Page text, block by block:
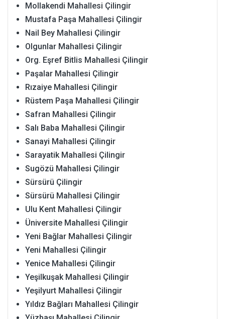
Mollakendi Mahallesi Çilingir
Mustafa Paşa Mahallesi Çilingir
Nail Bey Mahallesi Çilingir
Olgunlar Mahallesi Çilingir
Org. Eşref Bitlis Mahallesi Çilingir
Paşalar Mahallesi Çilingir
Rızaiye Mahallesi Çilingir
Rüstem Paşa Mahallesi Çilingir
Safran Mahallesi Çilingir
Salı Baba Mahallesi Çilingir
Sanayi Mahallesi Çilingir
Sarayatik Mahallesi Çilingir
Sugözü Mahallesi Çilingir
Sürsürü Çilingir
Sürsürü Mahallesi Çilingir
Ulu Kent Mahallesi Çilingir
Üniversite Mahallesi Çilingir
Yeni Bağlar Mahallesi Çilingir
Yeni Mahallesi Çilingir
Yenice Mahallesi Çilingir
Yeşilkuşak Mahallesi Çilingir
Yeşilyurt Mahallesi Çilingir
Yıldız Bağları Mahallesi Çilingir